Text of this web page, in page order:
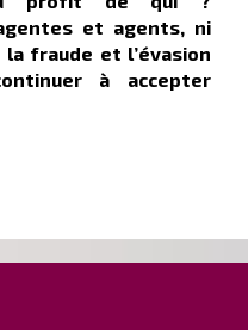
et agents, ni
fraude et l’évasion
à accepter